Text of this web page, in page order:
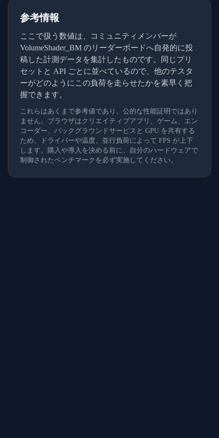
参考情報
ここで扱う数値は、コミュニティメンバーが
VolumeShader_BM のリーダーボードへ自発的に投
稿した計測データを集計したものです。同じプリ
セットと API ごとに並べているので、他のテスタ
ーがどのようにこの負荷を走らせたかを素早く把
握できます。
これらはあくまで参考値であり、公的な性能証明ではあり
ません。ブラウザはクリエイティブアプリ、ゲーム、エン
コーダー、バックグラウンドサービスと GPU を共有する
ため、ドライバーや温度、並行負荷によって FPS が上下
します。購入や導入を決める前に、自分のハードウェアで
制御されたベンチマークを必ず実施してください。